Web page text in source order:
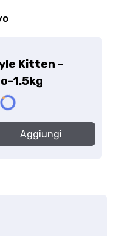
Kitten -
1.5kg
Aggiungi